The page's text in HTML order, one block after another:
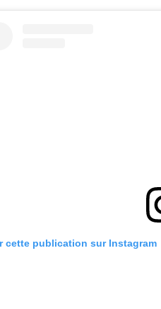
cette publication sur Instagram